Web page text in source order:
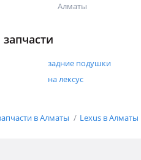
Алматы
задние подушки
на лексус
в Алматы Lexus в Алматы